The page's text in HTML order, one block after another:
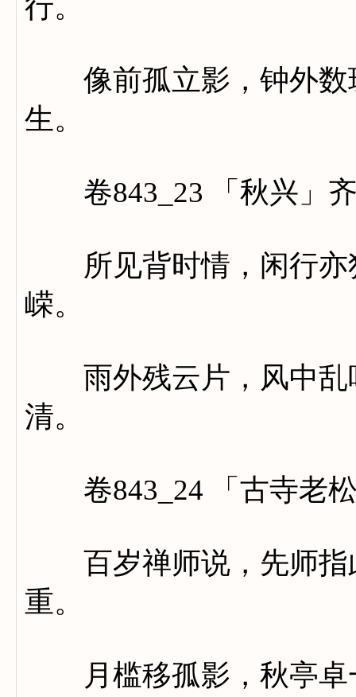
行。
像前孤立影，钟外数
生。
卷843_23 「秋兴」
所见背时情，闲行亦
嵘。
雨外残云片，风中乱
清。
卷843_24 「古寺老
百岁禅师说，先师指
重。
月槛移孤影，秋亭卓